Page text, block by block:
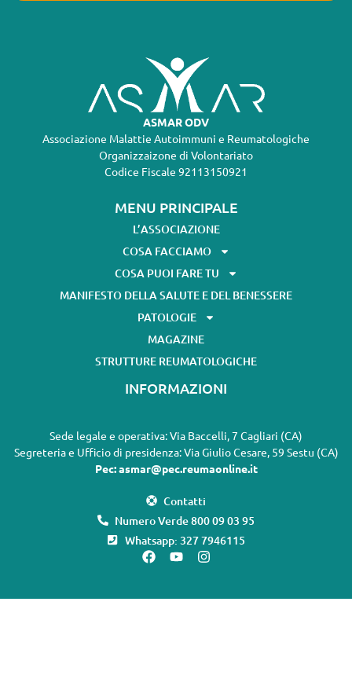
ASMAR ODV
Associazione Malattie Autoimmuni e Reumatologiche
Organizzaizone di Volontariato
Codice Fiscale 92113150921
MENU PRINCIPALE
L’ASSOCIAZIONE
COSA FACCIAMO
COSA PUOI FARE TU
MANIFESTO DELLA SALUTE E DEL BENESSERE
PATOLOGIE
MAGAZINE
STRUTTURE REUMATOLOGICHE
INFORMAZIONI
Sede legale e operativa: Via Baccelli, 7 Cagliari (CA)
Segreteria e Ufficio di presidenza: Via Giulio Cesare, 59 Sestu (CA)
Pec: asmar@pec.reumaonline.it
Contatti
Numero Verde 800 09 03 95
Whatsapp: 327 7946115